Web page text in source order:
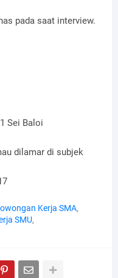
pada saat interview.
Sei Baloi
dilamar di subjek
Kerja SMA
SMU